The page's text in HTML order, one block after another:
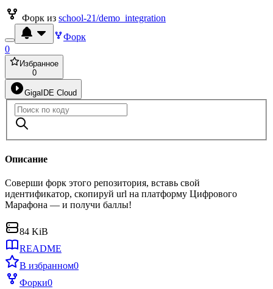
Форк из school-21/demo_integration
Форк
0
Избранное
0
GigaIDE Cloud
Описание
Соверши форк этого репозитория, вставь свой
идентификатор, скопируй url на платформу Цифрового
Марафона — и получи баллы!
84 KiB
README
В избранном0
Форки0